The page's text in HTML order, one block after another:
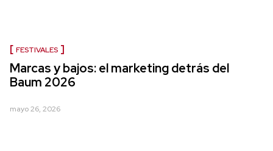
FESTIVALES
Marcas y bajos: el marketing detrás del
Baum 2026
mayo 26, 2026